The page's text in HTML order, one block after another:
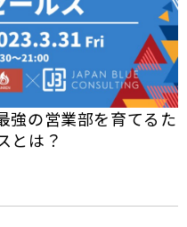
強の営業部を育てるた
とは？